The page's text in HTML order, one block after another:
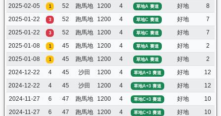
2025-02-05
1 52 跑馬地 1200 4 草地A 賽道 好地 8
2025-01-22
3 52 跑馬地 1200 4 草地C 賽道 好地 7
2025-01-22
3 52 跑馬地 1200 4 草地C 賽道 好地 7
2025-01-08
1 45 跑馬地 1200 4 草地A 賽道 好地 2
2025-01-08
1 45 跑馬地 1200 4 草地A 賽道 好地 2
2024-12-22
4 45 沙田 1200 4 草地A+3 賽道 好地 12
2024-12-22
4 45 沙田 1200 4 草地A+3 賽道 好地 12
2024-11-27
6 47 跑馬地 1200 4 草地C+3 賽道 好地 10
2024-11-27
6 47 跑馬地 1200 4 草地C+3 賽道 好地 10